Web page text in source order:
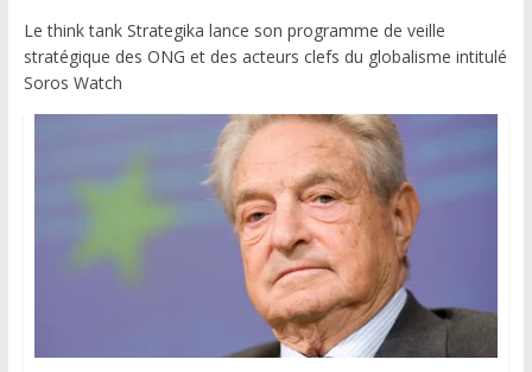
Le think tank Strategika lance son programme de veille
stratégique des ONG et des acteurs clefs du globalisme intitulé
Soros Watch